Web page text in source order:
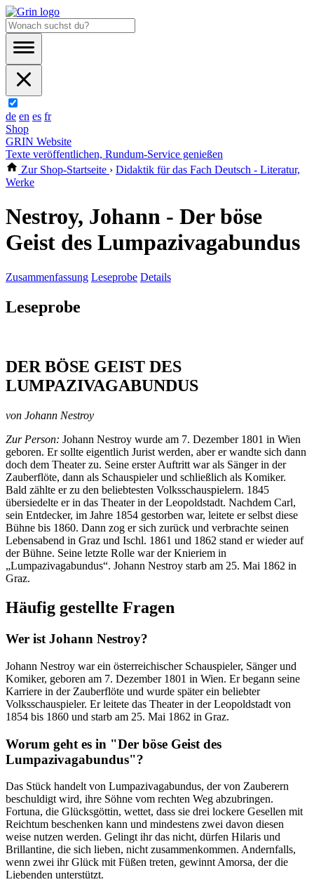
de en es fr
Shop
GRIN Website
Texte veröffentlichen, Rundum-Service genießen
Zur Shop-Startseite › Didaktik für das Fach Deutsch - Literatur,
Werke
Nestroy, Johann - Der böse
Geist des Lumpazivagabundus
Zusammenfassung Leseprobe Details
Leseprobe
DER BÖSE GEIST DES
LUMPAZIVAGABUNDUS
von Johann Nestroy
Zur Person: Johann Nestroy wurde am 7. Dezember 1801 in Wien
geboren. Er sollte eigentlich Jurist werden, aber er wandte sich dann
doch dem Theater zu. Seine erster Auftritt war als Sänger in der
Zauberflöte, dann als Schauspieler und schließlich als Komiker.
Bald zählte er zu den beliebtesten Volksschauspielern. 1845
übersiedelte er in das Theater in der Leopoldstadt. Nachdem Carl,
sein Entdecker, im Jahre 1854 gestorben war, leitete er selbst diese
Bühne bis 1860. Dann zog er sich zurück und verbrachte seinen
Lebensabend in Graz und Ischl. 1861 und 1862 stand er wieder auf
der Bühne. Seine letzte Rolle war der Knieriem in
„Lumpazivagabundus“. Johann Nestroy starb am 25. Mai 1862 in
Graz.
Häufig gestellte Fragen
Wer ist Johann Nestroy?
Johann Nestroy war ein österreichischer Schauspieler, Sänger und
Komiker, geboren am 7. Dezember 1801 in Wien. Er begann seine
Karriere in der Zauberflöte und wurde später ein beliebter
Volksschauspieler. Er leitete das Theater in der Leopoldstadt von
1854 bis 1860 und starb am 25. Mai 1862 in Graz.
Worum geht es in "Der böse Geist des
Lumpazivagabundus"?
Das Stück handelt von Lumpazivagabundus, der von Zauberern
beschuldigt wird, ihre Söhne vom rechten Weg abzubringen.
Fortuna, die Glücksgöttin, wettet, dass sie drei lockere Gesellen mit
Reichtum beschenken kann und mindestens zwei davon diesen
weise nutzen werden. Gelingt ihr das nicht, dürfen Hilaris und
Brillantine, die sich lieben, nicht zusammenkommen. Andernfalls,
wenn zwei ihr Glück mit Füßen treten, gewinnt Amorsa, der die
Liebenden unterstützt.